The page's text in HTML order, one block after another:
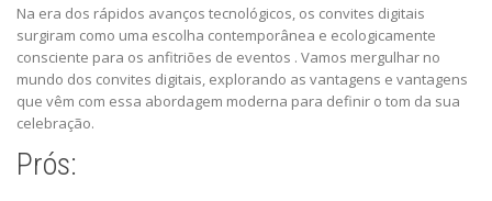
Na era dos rápidos avanços tecnológicos, os convites digitais
surgiram como uma escolha contemporânea e ecologicamente
consciente para os anfitriões de eventos . Vamos mergulhar no
mundo dos convites digitais, explorando as vantagens e vantagens
que vêm com essa abordagem moderna para definir o tom da sua
celebração.
Prós: